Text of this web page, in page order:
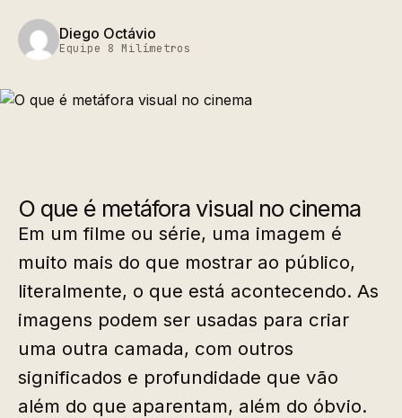
Diego Octávio
Equipe 8 Milímetros
O que é metáfora visual no cinema
Em um filme ou série, uma imagem é
muito mais do que mostrar ao público,
literalmente, o que está acontecendo. As
imagens podem ser usadas para criar
uma outra camada, com outros
significados e profundidade que vão
além do que aparentam, além do óbvio.